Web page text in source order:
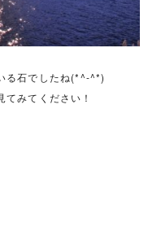
る石でしたね(*^-^*)
みてください！